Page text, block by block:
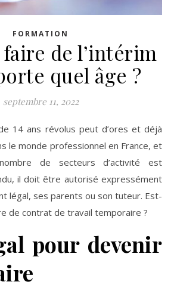
FORMATION
de l’intérim
quel âge ?
septembre 11, 2022
14 ans révolus peut d’ores et déjà
le monde professionnel en France, et
de secteurs d’activité est
il doit être autorisé expressément
légal, ses parents ou son tuteur. Est-
de contrat de travail temporaire ?
pour devenir